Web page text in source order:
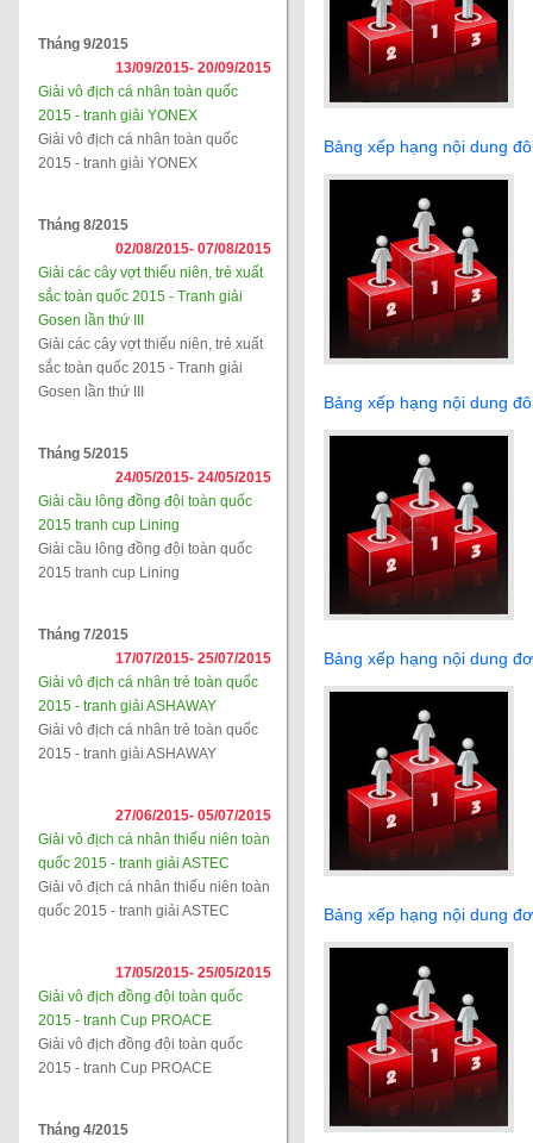
Tháng 9/2015
13/09/2015- 20/09/2015
Giải vô địch cá nhân toàn quốc
2015 - tranh giải YONEX
Giải vô địch cá nhân toàn quốc
2015 - tranh giải YONEX
Tháng 8/2015
02/08/2015- 07/08/2015
Giải các cây vợt thiếu niên, trẻ xuất
sắc toàn quốc 2015 - Tranh giải
Gosen lần thứ III
Giải các cây vợt thiếu niên, trẻ xuất
sắc toàn quốc 2015 - Tranh giải
Gosen lần thứ III
Tháng 5/2015
24/05/2015- 24/05/2015
Giải cầu lông đồng đội toàn quốc
2015 tranh cup Lining
Giải cầu lông đồng đội toàn quốc
2015 tranh cup Lining
Tháng 7/2015
17/07/2015- 25/07/2015
Giải vô địch cá nhân trẻ toàn quốc
2015 - tranh giải ASHAWAY
Giải vô địch cá nhân trẻ toàn quốc
2015 - tranh giải ASHAWAY
27/06/2015- 05/07/2015
Giải vô địch cá nhân thiếu niên toàn
quốc 2015 - tranh giải ASTEC
Giải vô địch cá nhân thiếu niên toàn
quốc 2015 - tranh giải ASTEC
17/05/2015- 25/05/2015
Giải vô địch đồng đội toàn quốc
2015 - tranh Cup PROACE
Giải vô địch đồng đội toàn quốc
2015 - tranh Cup PROACE
Tháng 4/2015
Bảng xếp hạng nội dung
Bảng xếp hạng nội dung
Bảng xếp hạng nội dung
Bảng xếp hạng nội dung